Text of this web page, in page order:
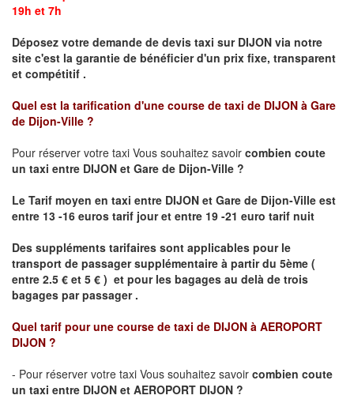
19h et 7h
Déposez votre demande de devis taxi sur DIJON via notre
site c'est la garantie de bénéficier d'un prix fixe, transparent
et compétitif .
Quel est la tarification d'une course de taxi de DIJON à Gare
de Dijon-Ville ?
Pour réserver votre taxi Vous souhaitez savoir combien coute
un taxi entre DIJON et Gare de Dijon-Ville ?
Le Tarif moyen en taxi entre DIJON et Gare de Dijon-Ville est
entre 13 -16 euros tarif jour et entre 19 -21 euro tarif nuit
Des suppléments tarifaires sont applicables pour le
transport de passager supplémentaire à partir du 5ème (
entre 2.5 € et 5 € ) et pour les bagages au delà de trois
bagages par passager .
Quel tarif pour une course de taxi de DIJON à AEROPORT
DIJON ?
- Pour réserver votre taxi Vous souhaitez savoir combien coute
un taxi entre DIJON et AEROPORT DIJON ?